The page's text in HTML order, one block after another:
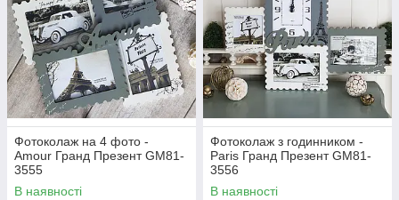
Фотоколаж на 4 фото -
Amour Гранд Презент GM81-
3555
В наявності
Фотоколаж з годинником -
Paris Гранд Презент GM81-
3556
В наявності